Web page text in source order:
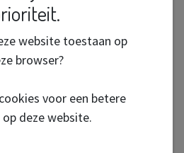
website toestaan op
browser?
voor een betere
deze website.